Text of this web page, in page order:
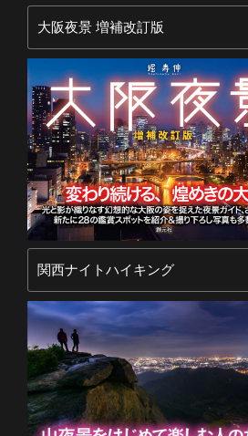
大阪夜景 増補改訂版
関西ナイトハイキング